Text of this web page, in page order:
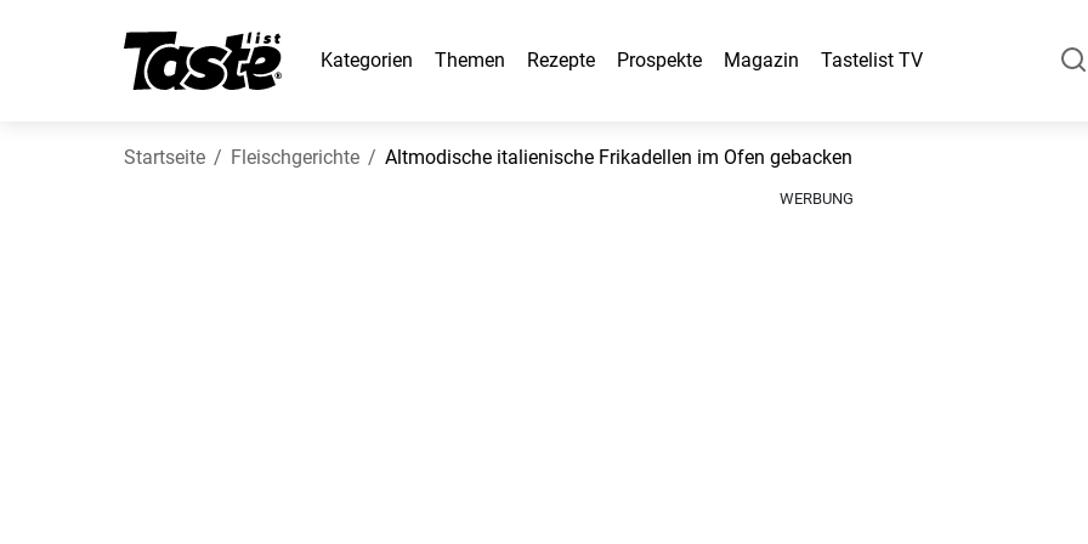
Kategorien Themen Rezepte Prospekte Magazin Tastelist TV
Startseite Fleischgerichte Altmodische italienische Frikadellen im Ofen gebacken
WERBUNG